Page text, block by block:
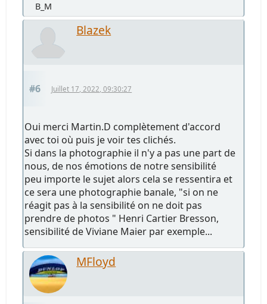
B_M
Blazek
#6 Juillet 17, 2022, 09:30:27
Oui merci Martin.D complètement d'accord
avec toi où puis je voir tes clichés.
Si dans la photographie il n'y a pas une part de
nous, de nos émotions de notre sensibilité
peu importe le sujet alors cela se ressentira et
ce sera une photographie banale, "si on ne
réagit pas à la sensibilité on ne doit pas
prendre de photos " Henri Cartier Bresson,
sensibilité de Viviane Maier par exemple...
MFloyd